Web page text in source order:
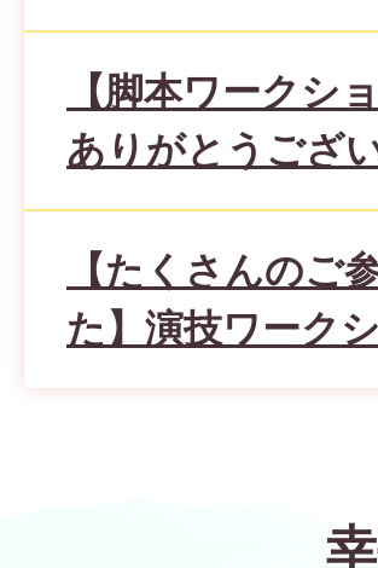
【脚本ワークシ
ありがとうござ
【たくさんのご
た】演技ワーク